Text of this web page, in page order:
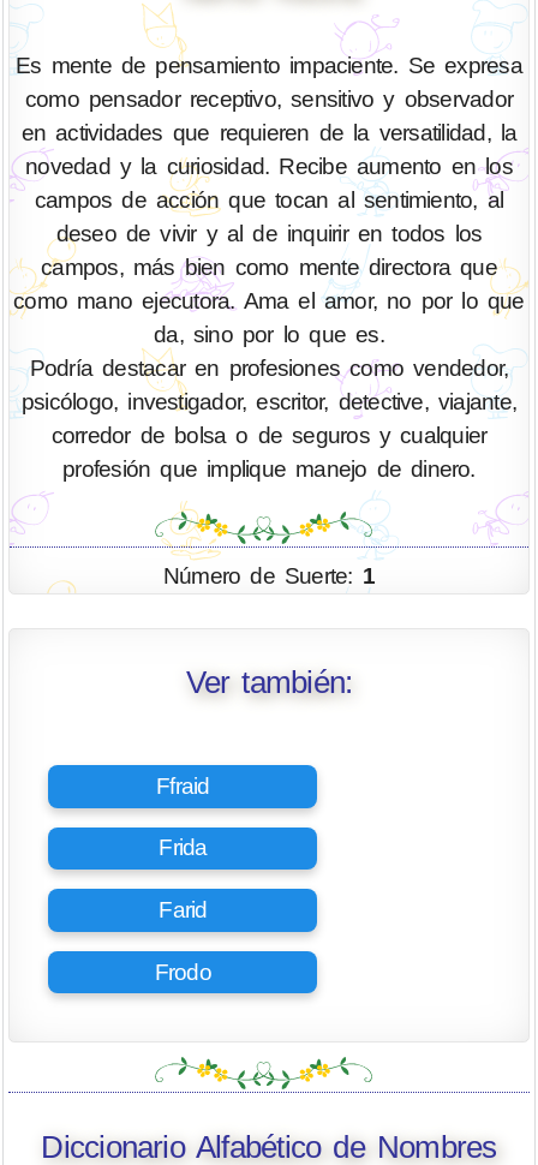
Es mente de pensamiento impaciente. Se expresa
como pensador receptivo, sensitivo y observador
en actividades que requieren de la versatilidad, la
novedad y la curiosidad. Recibe aumento en los
campos de acción que tocan al sentimiento, al
deseo de vivir y al de inquirir en todos los
campos, más bien como mente directora que
como mano ejecutora. Ama el amor, no por lo que
da, sino por lo que es.
Podría destacar en profesiones como vendedor,
psicólogo, investigador, escritor, detective, viajante,
corredor de bolsa o de seguros y cualquier
profesión que implique manejo de dinero.
Número de Suerte: 1
Ver también:
Ffraid
Frida
Farid
Frodo
Diccionario Alfabético de Nombres